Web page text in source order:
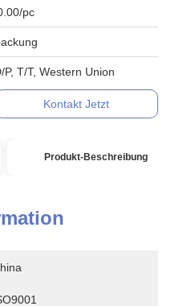
pc
P, T/T, Western Union
Kontakt Jetzt
Produkt-Beschreibung